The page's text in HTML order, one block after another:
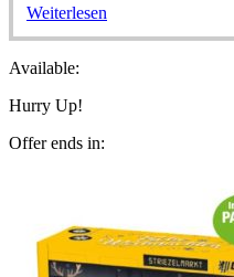
Weiterlesen
Available:
Hurry Up!
Offer ends in: